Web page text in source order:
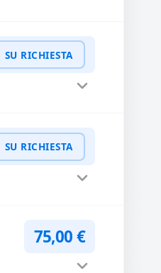
WhatsApp
SU RICHIESTA
WhatsApp
SU RICHIESTA
75,00€